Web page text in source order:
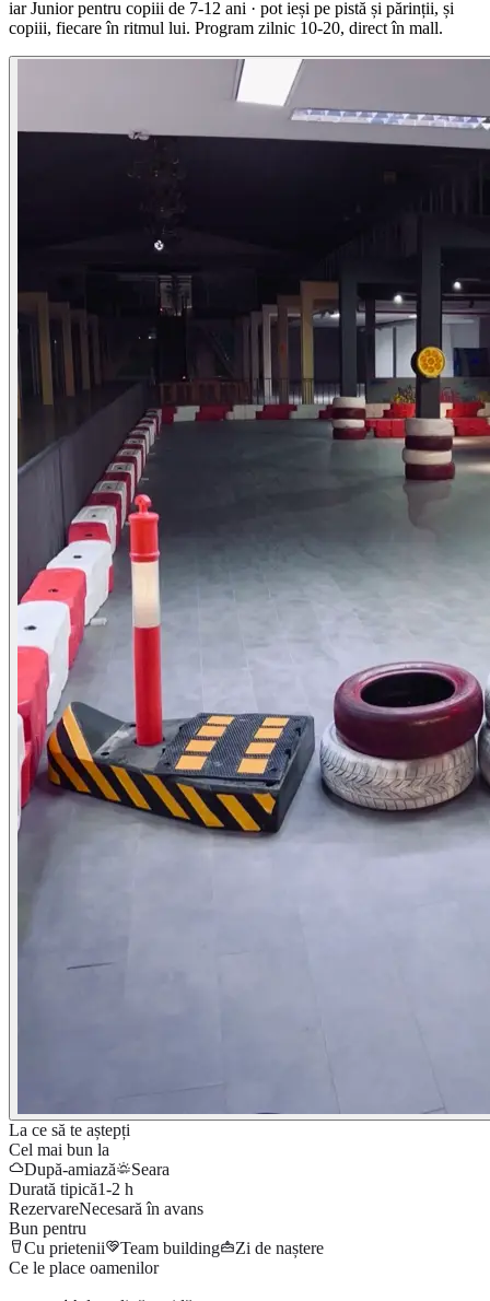
iar Junior pentru copiii de 7-12 ani · pot ieși pe pistă și părinții, și
copiii, fiecare în ritmul lui. Program zilnic 10-20, direct în mall.
La ce să te aștepți
Cel mai bun la
După-amiază
Seara
Durată tipică1-2 h
RezervareNecesară în avans
Bun pentru
Cu prietenii
Team building
Zi de naștere
Ce le place oamenilor